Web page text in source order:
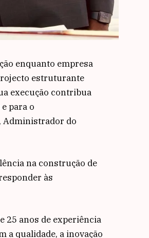
enquanto empresa
estruturante
execução contribua
para o
Administrador do
na construção de
às
25 anos de experiência
a qualidade, a inovação